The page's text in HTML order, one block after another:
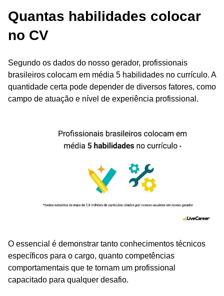
Quantas habilidades colocar
no CV
Segundo os dados do nosso gerador, profissionais
brasileiros colocam em média 5 habilidades no currículo. A
quantidade certa pode depender de diversos fatores, como
campo de atuação e nível de experiência profissional.
O essencial é demonstrar tanto conhecimentos técnicos
específicos para o cargo, quanto competências
comportamentais que te tornam um profissional
capacitado para qualquer desafio.